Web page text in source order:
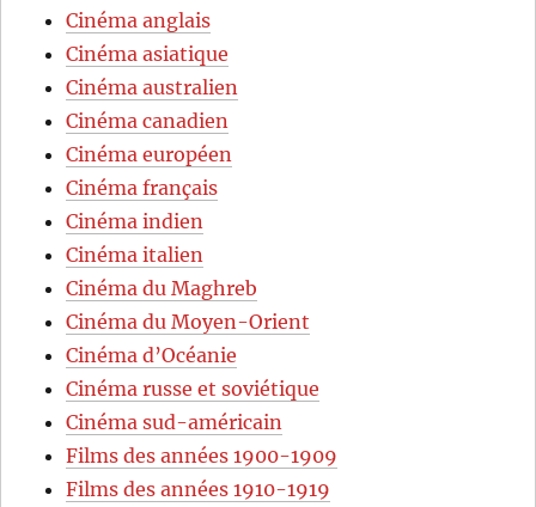
Cinéma anglais
Cinéma asiatique
Cinéma australien
Cinéma canadien
Cinéma européen
Cinéma français
Cinéma indien
Cinéma italien
Cinéma du Maghreb
Cinéma du Moyen-Orient
Cinéma d’Océanie
Cinéma russe et soviétique
Cinéma sud-américain
Films des années 1900-1909
Films des années 1910-1919